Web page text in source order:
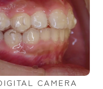
CAMERA